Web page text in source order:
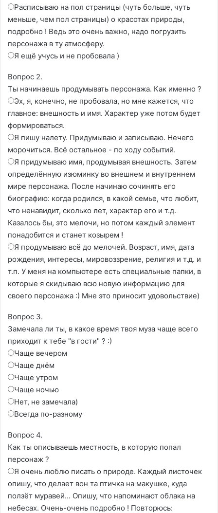
Расписываю на пол страницы (чуть больше, чуть
меньше, чем пол страницы) о красотах природы,
подробно ! Ведь это очень важно, надо погрузить
персонажа в ту атмосферу.
Я ещё учусь и не пробовала )
Вопрос 2.
Ты начинаешь продумывать персонажа. Как именно ?
Эх, я, конечно, не пробовала, но мне кажется, что
главное: внешность и имя. Характер уже потом будет
формироваться.
Я пишу налету. Придумываю и записываю. Нечего
морочиться. Всё остальное - по ходу событий.
Я придумываю имя, продумывая внешность. Затем
определённую изюминку во внешнем и внутреннем
мире персонажа. После начинаю сочинять его
биографию: когда родился, в какой семье, что любит,
что ненавидит, сколько лет, характер его и т.д.
Казалось бы, это мелочи, но потом каждый элемент
понадобится и станет козырем !
Я продумываю всё до мелочей. Возраст, имя, дата
рождения, интересы, мировоззрение, религия и т.д. и
т.п. У меня на компьютере есть специальные папки, в
которые я скидываю всю новую информацию для
своего персонажа :) Мне это приносит удовольствие)
Вопрос 3.
Замечала ли ты, в какое время твоя муза чаще всего
приходит к тебе "в гости" ? :)
Чаще вечером
Чаще днём
Чаще утром
Чаще ночью
Нет, не замечала)
Всегда по-разному
Вопрос 4.
Как ты описываешь местность, в которую попал
персонаж ?
Я очень люблю писать о природе. Каждый листочек
опишу, что делает вон та птичка на макушке, куда
ползёт муравей... Опишу, что напоминают облака на
небесах. Очень-очень подробно ! Повторюсь: